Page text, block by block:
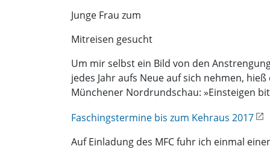
Junge Frau zum
Mitreisen gesucht
Um mir selbst ein Bild von den
jedes Jahr aufs Neue auf sich nehmen,
Münchener Nordrundschau: »Einsteigen
Faschingstermine bis zum Kehraus 2017
Auf Einladung des MFC fuhr ich einmal